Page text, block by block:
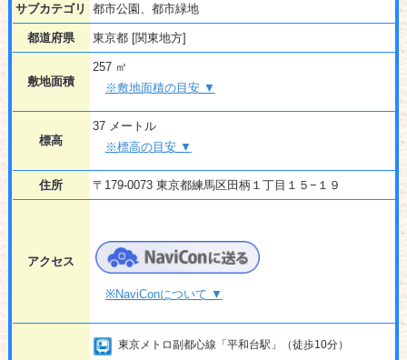
サブカテゴリ 都市公園、都市緑地
都道府県 東京都 [関東地方]
敷地面積
257 ㎡
※敷地面積の目安 ▼
標高
37 メートル
※標高の目安 ▼
住所 〒179-0073 東京都練馬区田柄１丁目１５−１９
アクセス
※NaviConについて ▼
東京メトロ副都心線「平和台駅」（徒歩10分）